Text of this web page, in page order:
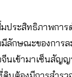
ระสิทธิภาพการ
ลักษณะของการ
เข้ามาเซ็นสัญญ